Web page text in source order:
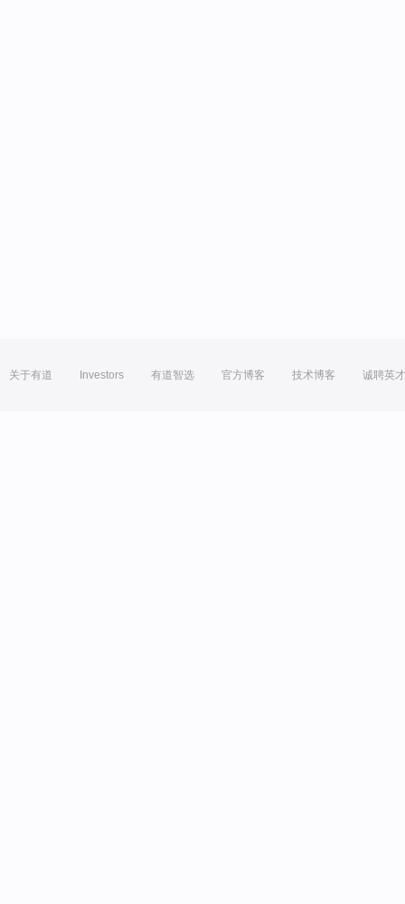
关于有道 Investors 有道智选 官方博客 技术博客 诚聘英才